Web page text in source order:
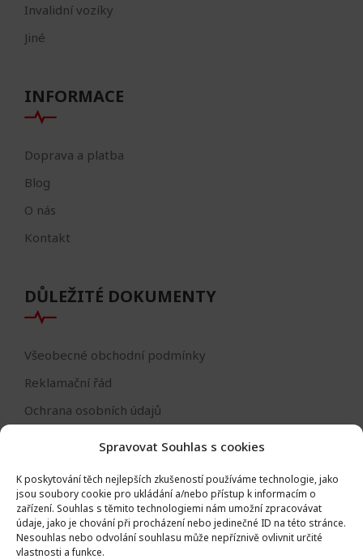
Spravovat Souhlas s cookies
K poskytování těch nejlepších zkušeností používáme technologie, jako
jsou soubory cookie pro ukládání a/nebo přístup k informacím o
zařízení. Souhlas s těmito technologiemi nám umožní zpracovávat
údaje, jako je chování při procházení nebo jedinečné ID na této stránce.
Nesouhlas nebo odvolání souhlasu může nepříznivě ovlivnit určité
vlastnosti a funkce.
Invalidní vozíky
Jiné
INFORMACE
Doprava a platba
Blog
O nás
Kontakt
DŮLEŽITÉ DOKUMENTY
Všeobecné obchodní podmínky
Reklamační řád
Ochrana osobních údajů
Formulář - odstoupení od smlouvy
Odstoupení od smlouvy